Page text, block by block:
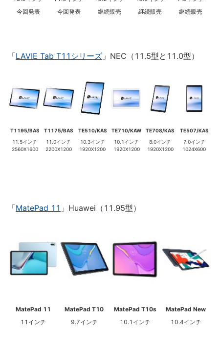
今回発表
今回発表
継続販売
継続販売
継続販売
「LAVIE Tab T11シリーズ 」NEC（11.5型と11.0型）
T1195/BAS
11.5インチ
2560X1600
T1175/BAS
11.0インチ
2200X1200
TE510/KAS
10.3インチ
1920X1200
TE710/KAW
10.1インチ
1920X1200
TE708/KAS
8.0インチ
1920X1200
TE507/KAS
7.0インチ
1024X600
「MatePad 11 」Huawei（11.95型）
MatePad 11
11インチ
MatePad T10
9.7インチ
MatePad T10s
10.1インチ
MatePad New
10.4インチ